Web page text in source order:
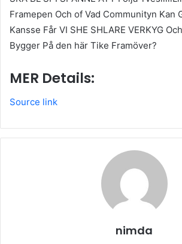
Framepen Och of Vad Communityn Kan
Kansse Får VI SHE SHLARE VERKYG
Bygger På den här Tike Framöver?
MER Details:
Source link
nimda